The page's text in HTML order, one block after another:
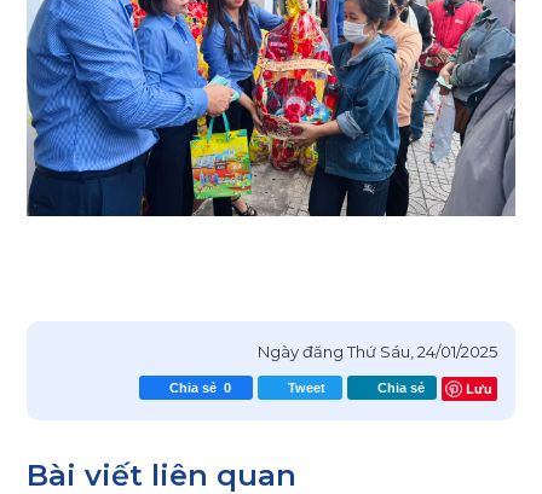
Ngày đăngThứ Sáu, 24/01/2025
Chia sẻ 0 Tweet Chia sẻ Lưu
Bài viết liên quan